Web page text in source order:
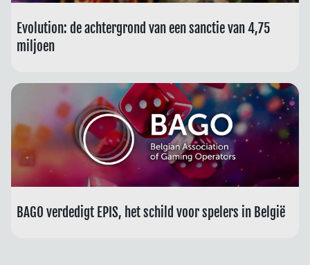
Evolution: de achtergrond van een sanctie van 4,75
miljoen
BAGO verdedigt EPIS, het schild voor spelers in België